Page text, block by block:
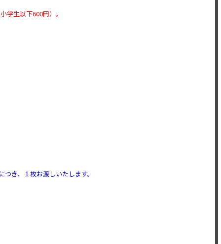
学生以下600円）。
き、１枚お渡しいたします。